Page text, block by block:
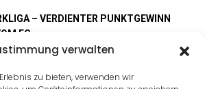
verwalten
zu bieten, verwenden wir
– VERDIENTER PUNKTGEWINN
FC
– CITY – ALLE SPIELE – 19.11. und 20.11.16